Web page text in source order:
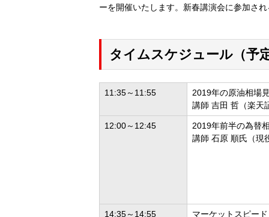
ーを開催いたします。新春講演会に参加さ
タイムスケジュール（予
11:35～11:55
2019年の原油相場
講師 吉田 哲（楽
12:00～12:45
2019年前半の為替
講師 石原 順氏（現
14:35～14:55
マーケットスピー